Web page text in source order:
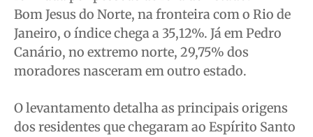
Bom Jesus do Norte, na fronteira com o Rio de
Janeiro, o índice chega a 35,12%. Já em Pedro
Canário, no extremo norte, 29,75% dos
moradores nasceram em outro estado.
O levantamento detalha as principais origens
dos residentes que chegaram ao Espírito Santo